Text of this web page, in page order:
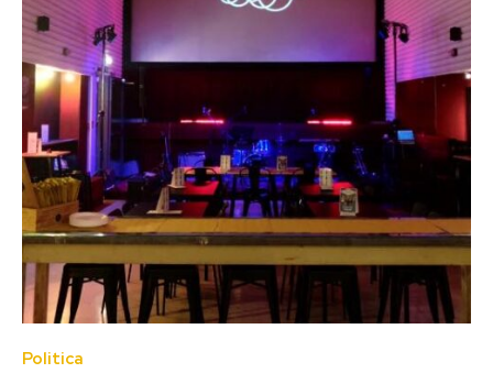
Politica